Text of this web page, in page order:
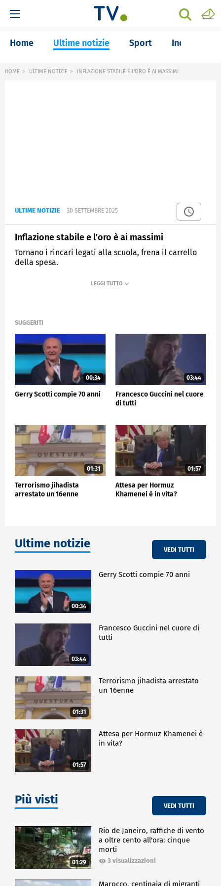
Home Ultime notizie Sport Inchieste
HOME ULTIME NOTIZIE INFLAZIONE STABILE E L'ORO È AI MASSIMI
ULTIME NOTIZIE 30 SETTEMBRE 2025
Inflazione stabile e l'oro è ai massimi
Tornano i rincari legati alla scuola, frena il carrello
della spesa.
SUGGERITI
00:34
Gerry Scotti compie 70 anni
03:44
Francesco Guccini nel cuore
di tutti
01:31
Terrorismo jihadista
arrestato un 16enne
01:57
Attesa per Hormuz
Khamenei è in vita?
Ultime notizie VEDI TUTTI
00:34
Gerry Scotti compie 70 anni
03:44
Francesco Guccini nel cuore di
tutti
01:31
Terrorismo jihadista arrestato
un 16enne
01:57
Attesa per Hormuz Khamenei è
in vita?
Più visti VEDI TUTTI
01:29
Rio de Janeiro, raffiche di vento
a oltre cento all'ora: cinque
morti
3 visualizzazioni
Marocco, centinaia di migranti